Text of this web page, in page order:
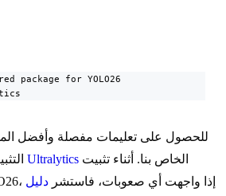
package for YOLO26
للحصول على تعليمات مفصلة وأفضل
دليل تثبيت Ultralytics
الحزم المطلوبة لـ YOLO26، إذا واجهت أي صعوبات، فاستشر دليل